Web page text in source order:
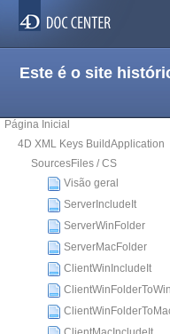
Este é o site
Página Inicial
4D XML Keys BuildApplication
SourcesFiles / CS
Visão geral
ServerIncludeIt
ServerWinFolder
ServerMacFolder
ClientWinIncludeIt
ClientWinFolderToWin